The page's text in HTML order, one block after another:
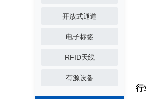
开放式通道
电子标签
RFID天线
有源设备
行